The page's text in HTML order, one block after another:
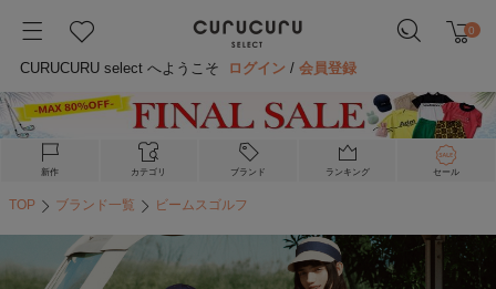
0
CURUCURU select へようこそ ログイン /会員登録
新作 カテゴリ ブランド ランキング セール
TOP ブランド一覧 ビームスゴルフ